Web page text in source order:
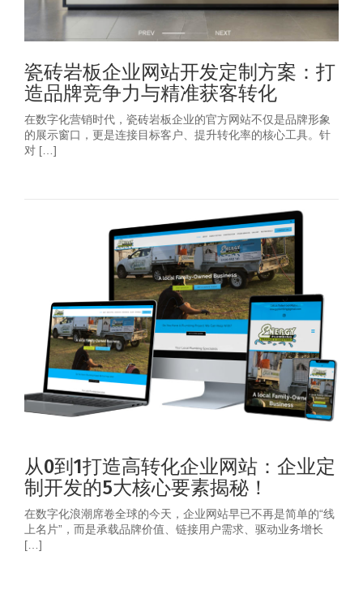
瓷砖岩板企业网站开发定制方案：打
造品牌竞争力与精准获客转化
在数字化营销时代，瓷砖岩板企业的官方网站不仅是品牌形象
的展示窗口，更是连接目标客户、提升转化率的核心工具。针
对 […]
从0到1打造高转化企业网站：企业定
制开发的5大核心要素揭秘！
在数字化浪潮席卷全球的今天，企业网站早已不再是简单的“线
上名片”，而是承载品牌价值、链接用户需求、驱动业务增长
[…]